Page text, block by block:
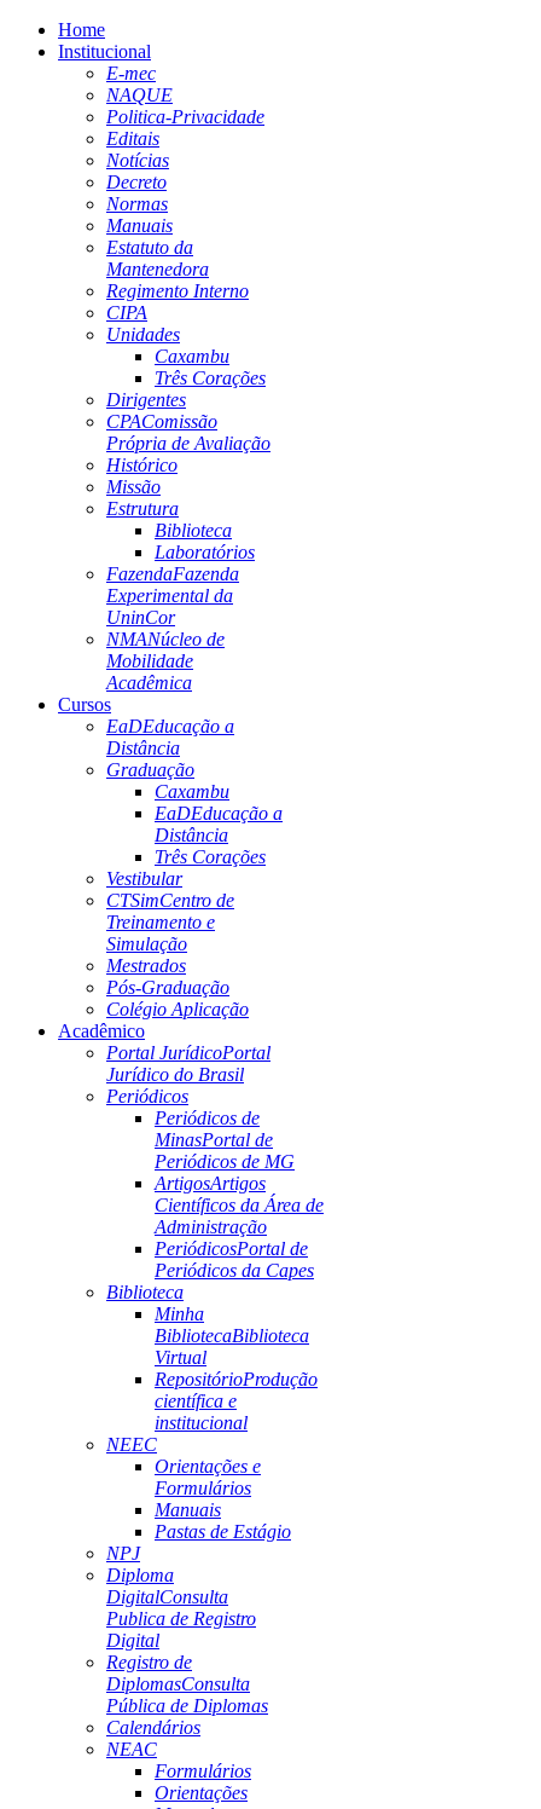
Home
Institucional
E-mec
NAQUE
Politica-Privacidade
Editais
Notícias
Decreto
Normas
Manuais
Estatuto da
Mantenedora
Regimento Interno
CIPA
Unidades
Caxambu
Três Corações
Dirigentes
CPAComissão
Própria de Avaliação
Histórico
Missão
Estrutura
Biblioteca
Laboratórios
FazendaFazenda
Experimental da
UninCor
NMANúcleo de
Mobilidade
Acadêmica
Cursos
EaDEducação a
Distância
Graduação
Caxambu
EaDEducação a
Distância
Três Corações
Vestibular
CTSimCentro de
Treinamento e
Simulação
Mestrados
Pós-Graduação
Colégio Aplicação
Acadêmico
Portal JurídicoPortal
Jurídico do Brasil
Periódicos
Periódicos de
MinasPortal de
Periódicos de MG
ArtigosArtigos
Científicos da Área de
Administração
PeriódicosPortal de
Periódicos da Capes
Biblioteca
Minha
BibliotecaBiblioteca
Virtual
RepositórioProdução
científica e
institucional
NEEC
Orientações e
Formulários
Manuais
Pastas de Estágio
NPJ
Diploma
DigitalConsulta
Publica de Registro
Digital
Registro de
DiplomasConsulta
Pública de Diplomas
Calendários
NEAC
Formulários
Orientações